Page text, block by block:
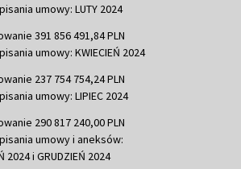
umowy: LUTY 2024
391 856 491,84 PLN
umowy: KWIECIEŃ 2024
237 754 754,24 PLN
umowy: LIPIEC 2024
290 817 240,00 PLN
umowy i aneksów:
2024 i GRUDZIEŃ 2024